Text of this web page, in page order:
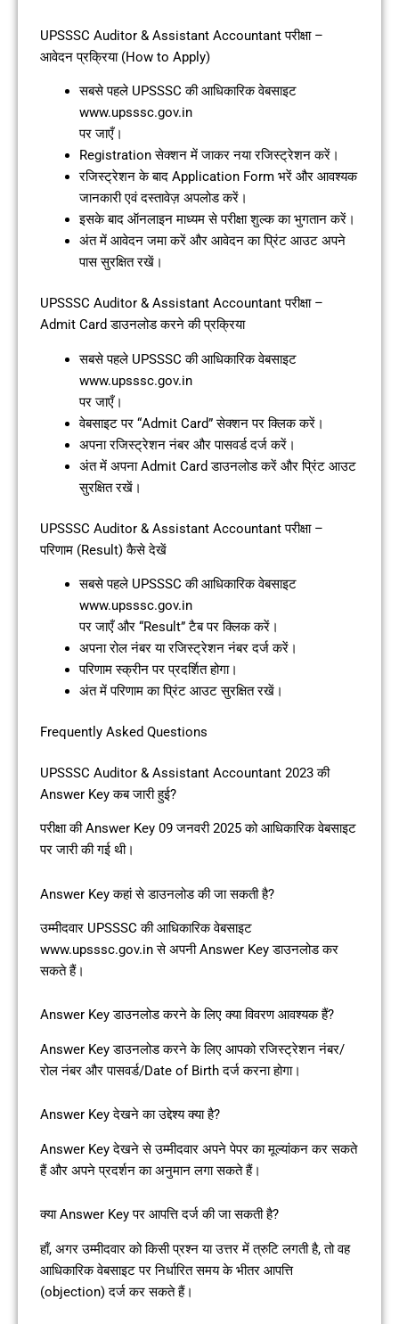
UPSSSC Auditor & Assistant Accountant परीक्षा –
आवेदन प्रक्रिया (How to Apply)
सबसे पहले UPSSSC की आधिकारिक वेबसाइट
www.upsssc.gov.in
पर जाएँ।
Registration सेक्शन में जाकर नया रजिस्ट्रेशन करें।
रजिस्ट्रेशन के बाद Application Form भरें और आवश्यक
जानकारी एवं दस्तावेज़ अपलोड करें।
इसके बाद ऑनलाइन माध्यम से परीक्षा शुल्क का भुगतान करें।
अंत में आवेदन जमा करें और आवेदन का प्रिंट आउट अपने
पास सुरक्षित रखें।
UPSSSC Auditor & Assistant Accountant परीक्षा –
Admit Card डाउनलोड करने की प्रक्रिया
सबसे पहले UPSSSC की आधिकारिक वेबसाइट
www.upsssc.gov.in
पर जाएँ।
वेबसाइट पर “Admit Card” सेक्शन पर क्लिक करें।
अपना रजिस्ट्रेशन नंबर और पासवर्ड दर्ज करें।
अंत में अपना Admit Card डाउनलोड करें और प्रिंट आउट
सुरक्षित रखें।
UPSSSC Auditor & Assistant Accountant परीक्षा –
परिणाम (Result) कैसे देखें
सबसे पहले UPSSSC की आधिकारिक वेबसाइट
www.upsssc.gov.in
पर जाएँ और “Result” टैब पर क्लिक करें।
अपना रोल नंबर या रजिस्ट्रेशन नंबर दर्ज करें।
परिणाम स्क्रीन पर प्रदर्शित होगा।
अंत में परिणाम का प्रिंट आउट सुरक्षित रखें।
Frequently Asked Questions
UPSSSC Auditor & Assistant Accountant 2023 की
Answer Key कब जारी हुई?
परीक्षा की Answer Key 09 जनवरी 2025 को आधिकारिक वेबसाइट
पर जारी की गई थी।
Answer Key कहां से डाउनलोड की जा सकती है?
उम्मीदवार UPSSSC की आधिकारिक वेबसाइट
www.upsssc.gov.in से अपनी Answer Key डाउनलोड कर
सकते हैं।
Answer Key डाउनलोड करने के लिए क्या विवरण आवश्यक हैं?
Answer Key डाउनलोड करने के लिए आपको रजिस्ट्रेशन नंबर/
रोल नंबर और पासवर्ड/Date of Birth दर्ज करना होगा।
Answer Key देखने का उद्देश्य क्या है?
Answer Key देखने से उम्मीदवार अपने पेपर का मूल्यांकन कर सकते
हैं और अपने प्रदर्शन का अनुमान लगा सकते हैं।
क्या Answer Key पर आपत्ति दर्ज की जा सकती है?
हाँ, अगर उम्मीदवार को किसी प्रश्न या उत्तर में त्रुटि लगती है, तो वह
आधिकारिक वेबसाइट पर निर्धारित समय के भीतर आपत्ति
(objection) दर्ज कर सकते हैं।